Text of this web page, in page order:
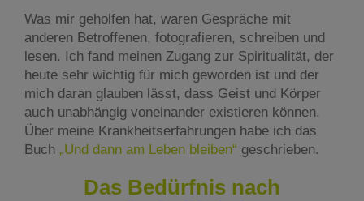
Was mir geholfen hat, waren Gespräche mit
anderen Betroffenen, fotografieren, schreiben und
lesen. Ich fand meinen Zugang zur Spiritualität, der
heute sehr wichtig für mich geworden ist und der
mich daran glauben lässt, dass Geist und Körper
auch unabhängig voneinander existieren können.
Über meine Krankheitserfahrungen habe ich das
Buch „Und dann am Leben bleiben“ geschrieben.
Das Bedürfnis nach